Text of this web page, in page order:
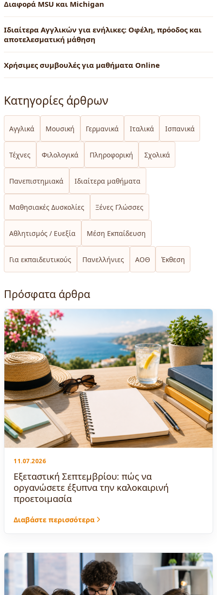
Διαφορά MSU και Michigan
Ιδιαίτερα Αγγλικών για ενήλικες: Οφέλη, πρόοδος και
αποτελεσματική μάθηση
Χρήσιμες συμβουλές για μαθήματα Online
Κατηγορίες άρθρων
Αγγλικά Μουσική Γερμανικά Ιταλικά Ισπανικά
Τέχνες Φιλολογικά Πληροφορική Σχολικά
Πανεπιστημιακά Ιδιαίτερα μαθήματα
Μαθησιακές Δυσκολίες Ξένες Γλώσσες
Αθλητισμός / Ευεξία Μέση Εκπαίδευση
Για εκπαιδευτικούς Πανελλήνιες ΑΟΘ Έκθεση
Πρόσφατα άρθρα
11.07.2026
Εξεταστική Σεπτεμβρίου: πώς να
οργανώσετε έξυπνα την καλοκαιρινή
προετοιμασία
Διαβάστε περισσότερα